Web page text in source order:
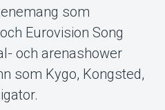
som
Eurovision Song
och arenashower
som Kygo, Kongsted,